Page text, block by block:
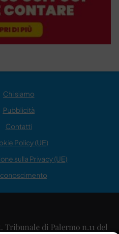
Chi siamo
Pubblicità
Contatti
Policy (UE)
sulla Privacy (UE)
di Palermo n.11 del